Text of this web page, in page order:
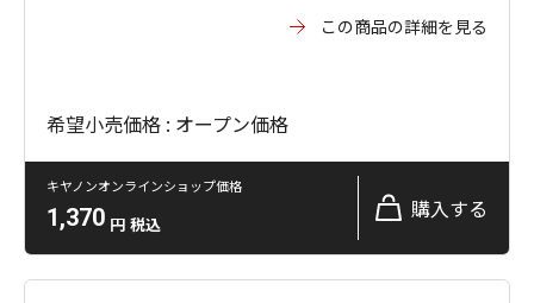
この商品の詳細を見る
希望小売価格 : オープン価格
キヤノンオンラインショップ価格
1,370 円 税込
購入する